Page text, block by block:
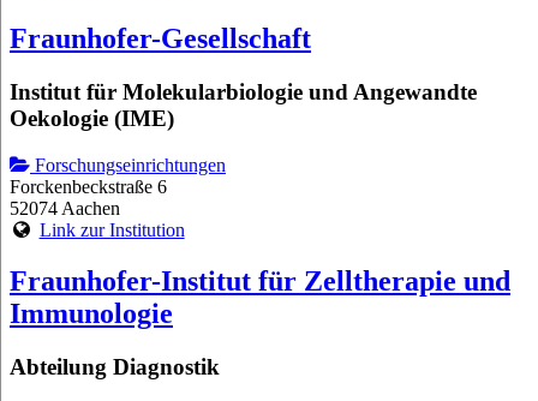
Fraunhofer-Gesellschaft
Institut für Molekularbiologie und Angewandte
Oekologie (IME)
Forschungseinrichtungen
Forckenbeckstraße 6
52074 Aachen
Link zur Institution
Fraunhofer-Institut für Zelltherapie und
Immunologie
Abteilung Diagnostik